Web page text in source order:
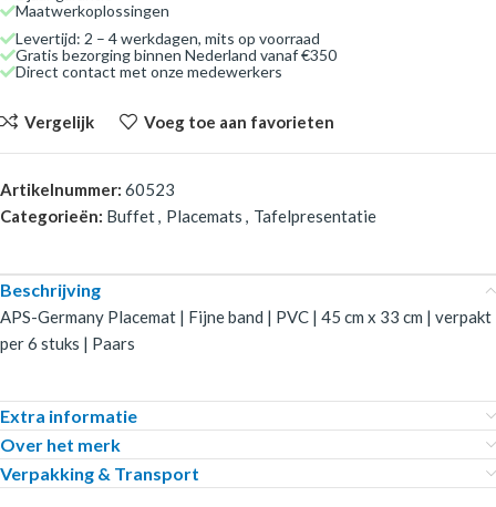
Maatwerkoplossingen
Levertijd: 2 – 4 werkdagen, mits op voorraad
Gratis bezorging binnen Nederland vanaf €350
Direct contact met onze medewerkers
Vergelijk Voeg toe aan favorieten
Artikelnummer: 60523
Categorieën: Buffet, Placemats , Tafelpresentatie
Beschrijving
APS-Germany Placemat | Fijne band | PVC | 45 cm x 33 cm | verpakt
per 6 stuks | Paars
Extra informatie
Over het merk
Verpakking & Transport